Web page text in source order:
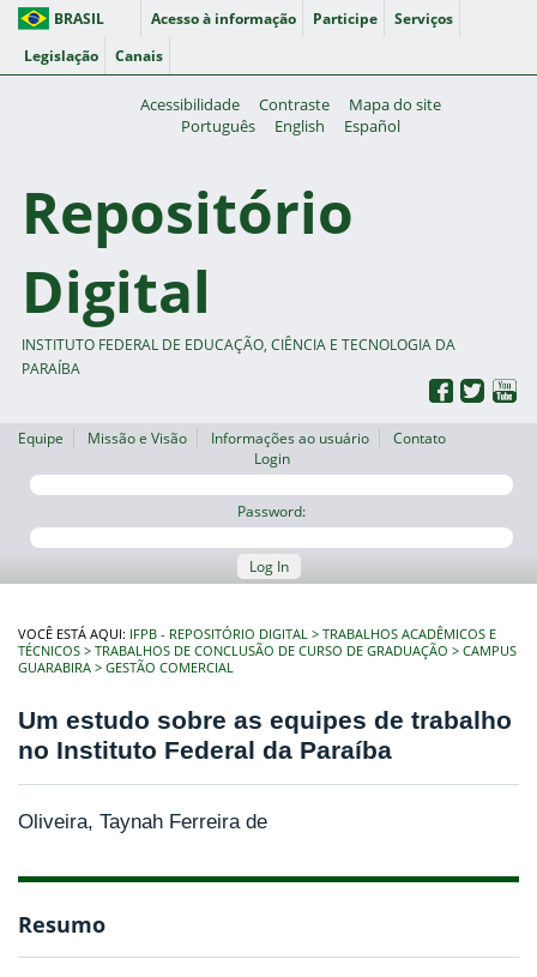
BRASIL Acesso à informação Participe
Serviços
Legislação
Canais
Acessibilidade Contraste
Mapa do site
Português
English Español
Repositório
Digital
INSTITUTO FEDERAL DE EDUCAÇÃO, CIÊNCIA E TECNOLOGIA DA
PARAÍBA
Equipe Missão e Visão Informações ao usuário
Contato
Login
Password:
Log In
VOCÊ ESTÁ AQUI: IFPB - REPOSITÓRIO DIGITAL
TRABALHOS ACADÊMICOS E
TÉCNICOS
TRABALHOS DE CONCLUSÃO DE CURSO DE GRADUAÇÃO
CAMPUS
GUARABIRA
GESTÃO COMERCIAL
Um estudo sobre as equipes de trabalho
no Instituto Federal da Paraíba
Oliveira, Taynah Ferreira de
Resumo